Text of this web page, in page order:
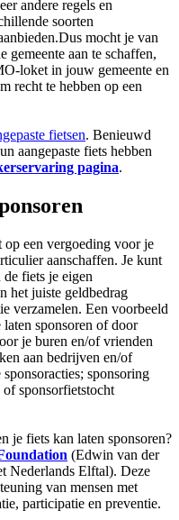
andere regels en
soorten
mocht je van
gemeente aan te schaffen,
loket in jouw gemeente en
recht te hebben op een
fietsen. Benieuwd
aangepaste fiets hebben
pagina.
op een vergoeding voor je
aanschaffen. Je kunt
fiets je eigen
het juiste geldbedrag
verzamelen. Een voorbeeld
sponsoren of door
je buren en/of vrienden
aan bedrijven en/of
sponsoring
sponsorfietstocht
je fiets kan laten sponsoren?
(Edwin van der
Nederlands Elftal). Deze
van mensen met
participatie en preventie.